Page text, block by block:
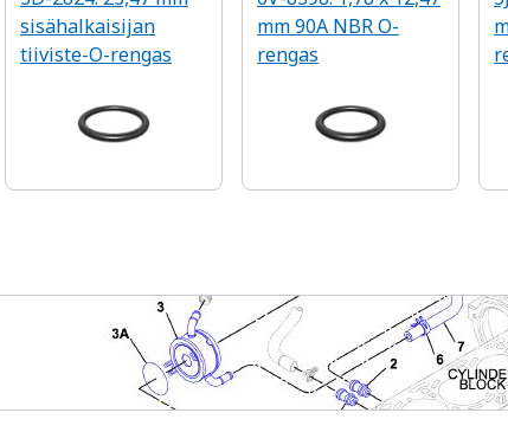
sisähalkaisijan
tiiviste-O-rengas
mm 90A NBR O-
rengas